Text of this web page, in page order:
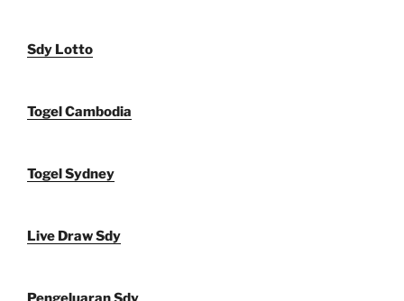
Sdy Lotto
Togel Cambodia
Togel Sydney
Live Draw Sdy